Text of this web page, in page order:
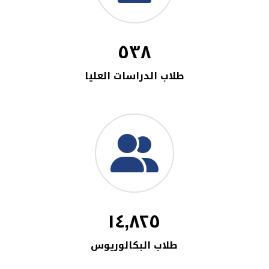
٥٣٨
طلاب الدراسات العليا
١٤,٨٢٥
طلاب البكالوريوس